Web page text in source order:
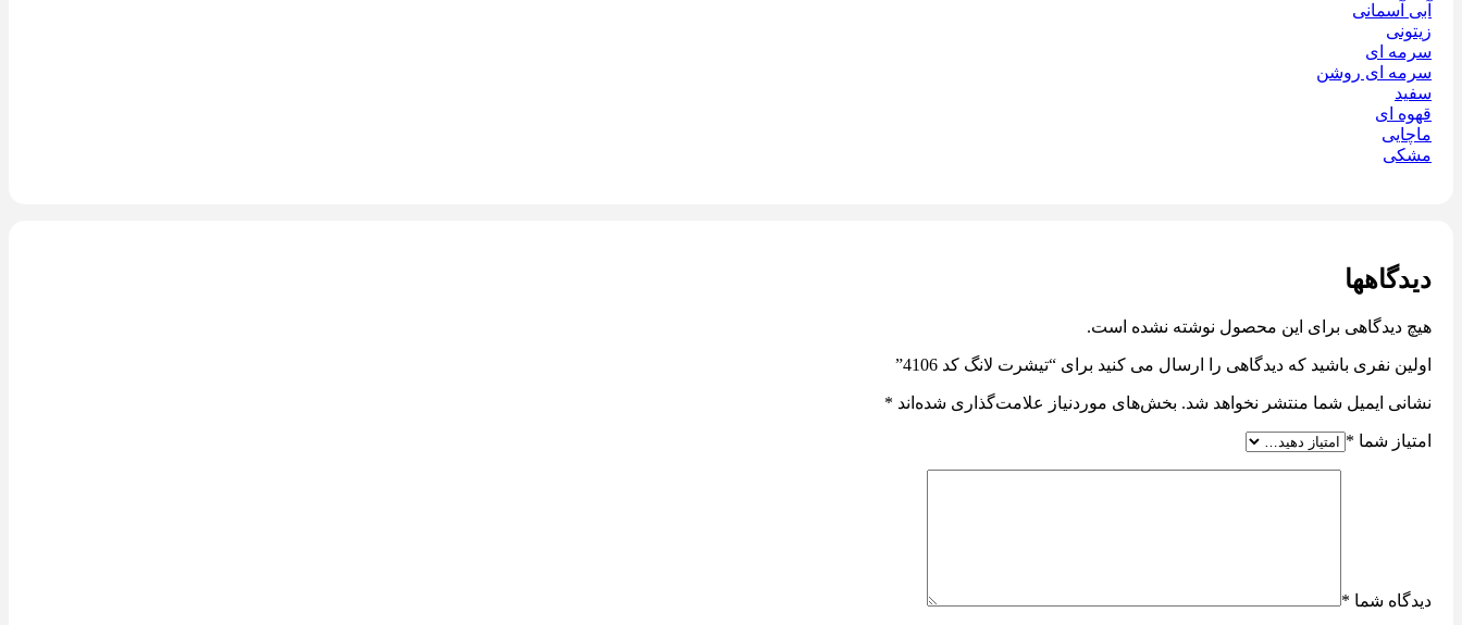
آبی آسمانی
زیتونی
سرمه ای
سرمه ای روشن
سفید
قهوه ای
ماچایی
مشکی
دیدگاهها
هیچ دیدگاهی برای این محصول نوشته نشده است.
اولین نفری باشید که دیدگاهی را ارسال می کنید برای “تیشرت لانگ کد 4106”
نشانی ایمیل شما منتشر نخواهد شد. بخش‌های موردنیاز علامت‌گذاری شده‌اند *
امتیاز شما *
دیدگاه شما *